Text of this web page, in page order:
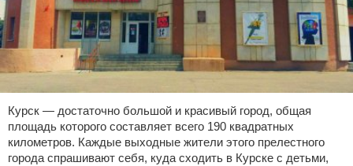
Курск — достаточно большой и красивый город, общая
площадь которого составляет всего 190 квадратных
километров. Каждые выходные жители этого прелестного
города спрашивают себя, куда сходить в Курске с детьми,